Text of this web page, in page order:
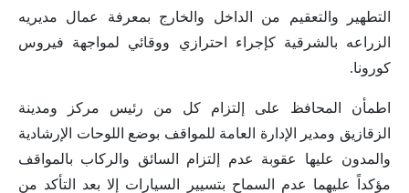
التطهير والتعقيم من الداخل والخارج بمعرفة عمال مديريه
الزراعه بالشرقية كإجراء احترازي ووقائي لمواجهة فيروس
كورونا.
اطمأن المحافظ على إلتزام كل من رئيس مركز ومدينة
الزقازيق ومدير الإدارة العامة للمواقف بوضع اللوحات الإرشادية
والمدون عليها عقوبة عدم إلتزام السائق والركاب بالمواقف
مؤكداً عليهما عدم السماح بتسيير السيارات إلا بعد التأكد من